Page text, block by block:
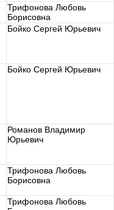
Трифонова Любовь
Борисовна
Бойко Сергей Юрьевич
Бойко Сергей Юрьевич
Романов Владимир
Юрьевич
Трифонова Любовь
Борисовна
Трифонова Любовь